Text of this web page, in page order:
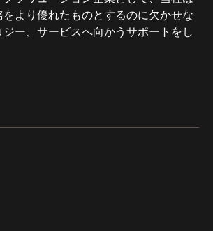
より優れたものとするのに欠かせな
ー、サービスへ向かうサポートをし